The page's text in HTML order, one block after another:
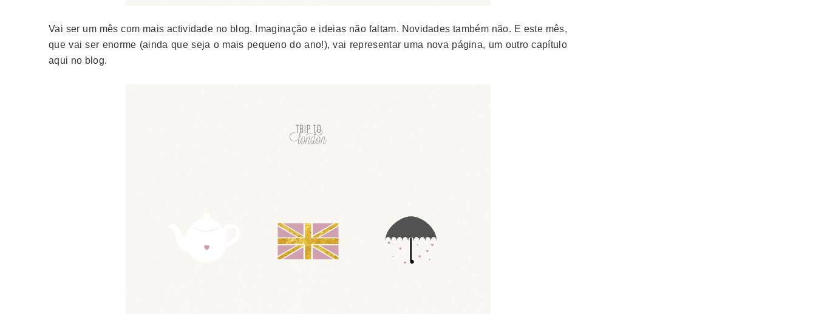
Vai ser um mês com mais actividade no blog. Imaginação e ideias não faltam. Novidades também não. E este mês,
que vai ser enorme (ainda que seja o mais pequeno do ano!), vai representar uma nova página, um outro capítulo
aqui no blog.